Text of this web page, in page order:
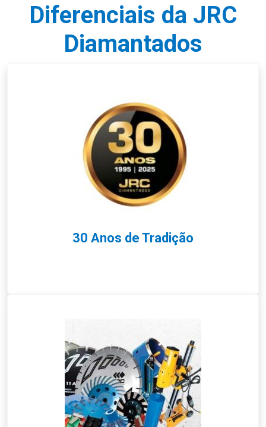
Diferenciais da JRC
Diamantados
30 Anos de Tradição